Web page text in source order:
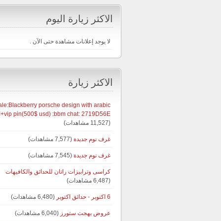
الاكثر زيارة اليوم
لا يوجد إعلانات مشاهدة حتى الآن .
الاكثر زيارة
porsche design with arabic
pin(500$ usd) :bbm chat: 2719D56E
(11,527 مشاهدات)
غرف نوم جديدة (7,577 مشاهدات)
غرف نوم جديدة (7,545 مشاهدات)
كراسى وترابيزات راتان للحدائق والكافيهات
(6,487 مشاهدات)
6 اكتوبر - حدائق اكتوبر (6,480 مشاهدات)
عروض بهجت ستورز (6,040 مشاهدات)